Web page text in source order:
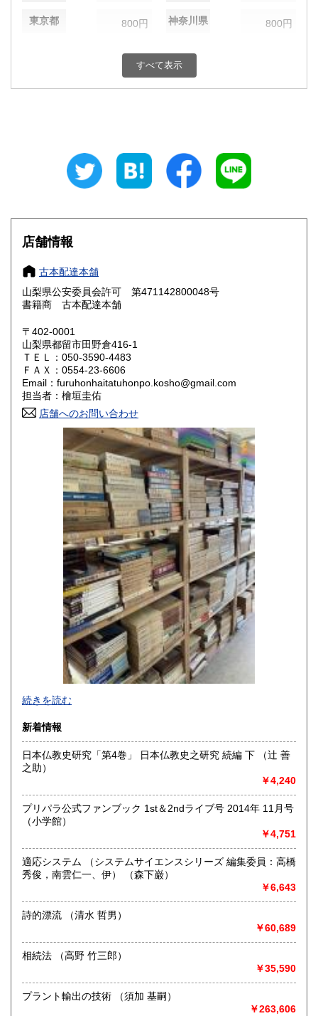
東京都 800円 神奈川県 800円
800円 富山県
800円 三重県
大阪府
奈良県
鳥取県 800円 島根県
岡山県
山口県 800円
香川県 800円 愛媛県
高知県 800円
800円 長崎県
800円 大分県
800円 鹿児島県
1,500円
すべて表示
店舗情報
古本配達本舗
山梨県公安委員会許可 第471142800048号
書籍商 古本配達本舗
〒402-0001
山梨県都留市田野倉416-1
ＴＥＬ：050-3590-4483
ＦＡＸ：0554-23-6606
Email：furuhonhaitatuhonpo.kosho@gmail.com
担当者：檜垣圭佑
店舗へのお問い合わせ
-
沿線名：-
最寄駅：-
営業時間：-
定休日：-
-
総記、哲学宗教、歴史、社会科学、自然科学、美術工芸、国
語国文、外国文学、古典籍、近代文献、趣味、外国書、サブ
カルチャー、古書一般（その他）
続きを読む
新着情報
日本仏教史研究「第4巻」 日本仏教史之研究 続編 下 （辻 善
之助）
￥4,240
プリパラ公式ファンブック 1st＆2ndライブ号 2014年 11月号
（小学館）
￥4,751
適応システム （システムサイエンスシリーズ 編集委員：高橋
秀俊，南雲仁一、伊） （森下巌）
￥6,643
詩的漂流 （清水 哲男）
￥60,689
相続法 （高野 竹三郎）
￥35,590
プラント輸出の技術 （須加 基嗣）
￥263,606